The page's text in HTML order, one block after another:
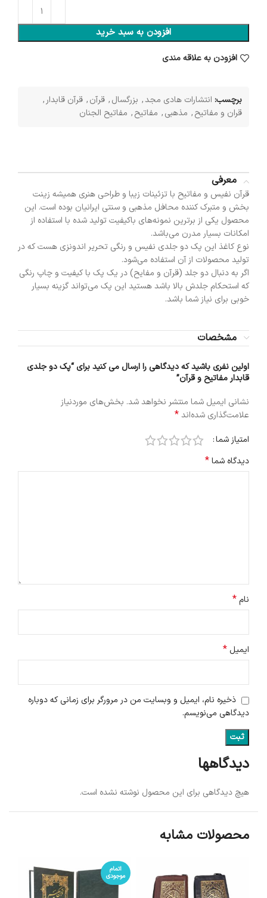
افزودن به سبد خرید
افزودن به علاقه مندی
برچسب: انتشارات هادی مجد, بزرگسال, قرآن, قرآن قابدار ,
قران و مفاتیح, مذهبی, مفاتیح, مفاتیح الجنان
معرفی
قرآن نفیس و مفاتیح با تزئینات زیبا و طراحی هنری همیشه زینت
بخش و متبرک کننده محافل مذهبی و سنتی ایرانیان بوده است. این
محصول یکی از برترین نمونه‌های باکیفیت تولید شده با استفاده از
امکانات بسیار مدرن می‌باشد.
نوع کاغذ این پک دو جلدی نفیس و رنگی تحریر اندونزی هست که در
تولید محصولات از آن استفاده می‌شود.
اگر به دنبال دو جلد (قرآن و مفایح) در یک پک با کیفیت و چاپ رنگی
که استحکام جلدش بالا باشد هستید این پک می‌تواند گزینه بسیار
خوبی برای نیاز شما باشد.
مشخصات
دیدگاهها
هیچ دیدگاهی برای این محصول نوشته نشده است.
اولین نفری باشید که دیدگاهی را ارسال می کنید برای “پک دو جلدی
قابدار مفاتیح و قرآن”
نشانی ایمیل شما منتشر نخواهد شد. بخش‌های موردنیاز
علامت‌گذاری شده‌اند*
امتیاز شما
دیدگاه شما*
نام*
ایمیل*
ذخیره نام، ایمیل و وبسایت من در مرورگر برای زمانی که دوباره
دیدگاهی می‌نویسم.
محصولات مشابه
اتمام
موجودی